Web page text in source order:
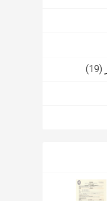
(19)